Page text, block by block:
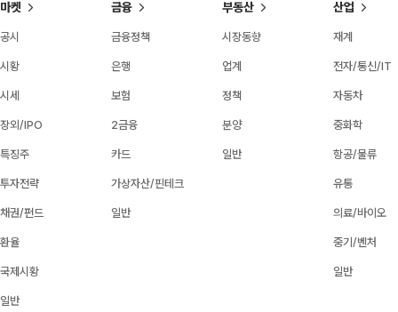
마켓
공시
시황
시세
장외/IPO
특징주
투자전략
채권/펀드
환율
국제시황
일반
금융
금융정책
은행
보험
2금융
카드
가상자산/핀테크
일반
부동산
시장동향
업계
정책
분양
일반
산업
재계
전자/통신/IT
자동차
중화학
항공/물류
유통
의료/바이오
중기/벤처
일반